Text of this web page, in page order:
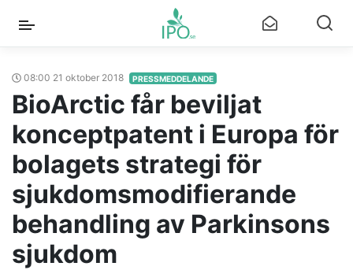
08:00 21 oktober 2018 PRESSMEDDELANDE
BioArctic får beviljat
konceptpatent i Europa för
bolagets strategi för
sjukdomsmodifierande
behandling av Parkinsons
sjukdom